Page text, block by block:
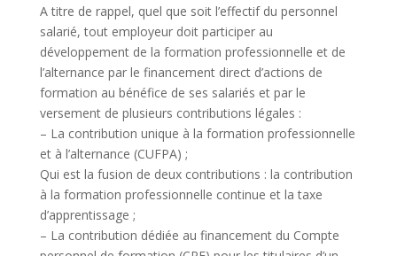
A titre de rappel, quel que soit l’effectif du personnel
salarié, tout employeur doit participer au
développement de la formation professionnelle et de
l’alternance par le financement direct d’actions de
formation au bénéfice de ses salariés et par le
versement de plusieurs contributions légales :
– La contribution unique à la formation professionnelle
et à l’alternance (CUFPA) ;
Qui est la fusion de deux contributions : la contribution
à la formation professionnelle continue et la taxe
d’apprentissage ;
– La contribution dédiée au financement du Compte